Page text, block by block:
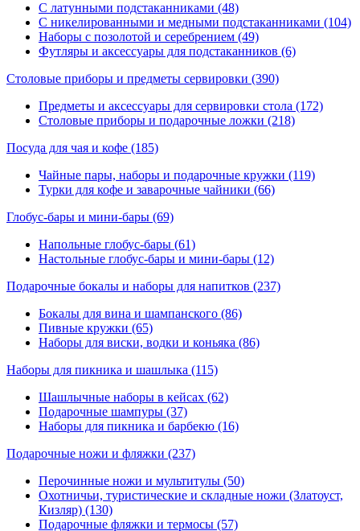
С латунными подстаканниками (48)
С никелированными и медными подстаканниками (104)
Наборы с позолотой и серебрением (49)
Футляры и аксессуары для подстаканников (6)
Столовые приборы и предметы сервировки (390)
Предметы и аксессуары для сервировки стола (172)
Столовые приборы и подарочные ложки (218)
Посуда для чая и кофе (185)
Чайные пары, наборы и подарочные кружки (119)
Турки для кофе и заварочные чайники (66)
Глобус-бары и мини-бары (69)
Напольные глобус-бары (61)
Настольные глобус-бары и мини-бары (12)
Подарочные бокалы и наборы для напитков (237)
Бокалы для вина и шампанского (86)
Пивные кружки (65)
Наборы для виски, водки и коньяка (86)
Наборы для пикника и шашлыка (115)
Шашлычные наборы в кейсах (62)
Подарочные шампуры (37)
Наборы для пикника и барбекю (16)
Подарочные ножи и фляжки (237)
Перочинные ножи и мультитулы (50)
Охотничьи, туристические и складные ножи (Златоуст,
Кизляр) (130)
Подарочные фляжки и термосы (57)